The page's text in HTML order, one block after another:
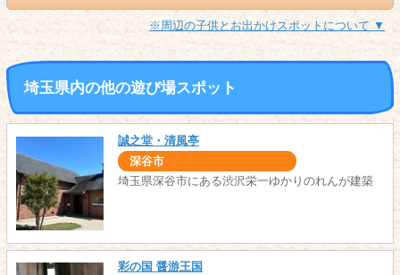
※周辺の子供とお出かけスポットについて ▼
埼玉県内の他の遊び場スポット
誠之堂・清風亭
深谷市
埼玉県深谷市にある渋沢栄一ゆかりのれんが建築
彩の国 醤游王国